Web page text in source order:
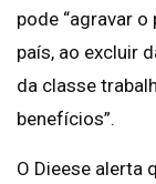
pode “agravar
país, ao excluir
da classe
benefícios”.
O Dieese alerta